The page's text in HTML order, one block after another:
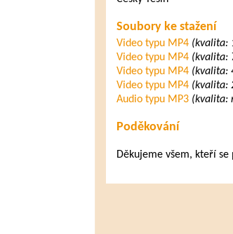
Soubory ke stažení
Video typu MP4 (kvalita:
Video typu MP4 (kvalita:
Video typu MP4 (kvalita:
Video typu MP4 (kvalita:
Audio typu MP3 (kvalita:
Poděkování
Děkujeme všem, kteří